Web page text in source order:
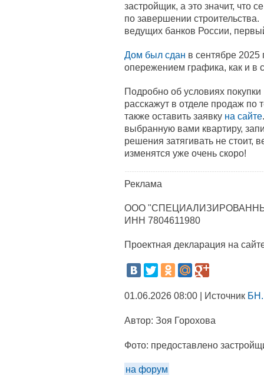
застройщик, а это значит, что
по завершении
ведущих банков России,
Дом был сдан в сентябре 2025
опережением графика, как и в
Подробно об условиях
расскажут в отделе продаж
также оставить заявку на сайте
выбранную вами квартиру,
решения затягивать не стоит,
изменятся уже очень скоро!
Реклама
ООО
ИНН 7804611980
Проектная декларация на
01.06.2026 08:00 | Источник
Автор: Зоя Горохова
Фото: предоставлено
на форум